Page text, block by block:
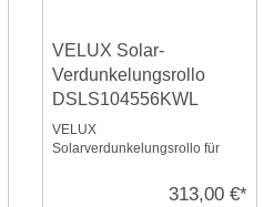
VELUX Solar-
Verdunkelungsrollo
DSLS104556KWL
VELUX
Solarverdunkelungsrollo für
weiße Schiene, io-homecontrol
313,00 €*